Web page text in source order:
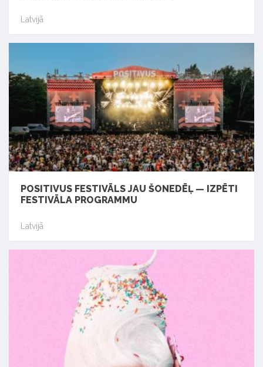
Latvijā
POSITIVUS FESTIVĀLS JAU ŠONEDĒĻ — IZPĒTI
FESTIVĀLA PROGRAMMU
Latvijā